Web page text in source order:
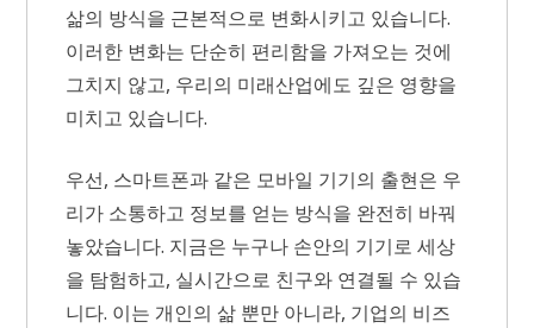
삶의 방식을 근본적으로 변화시키고 있습니다.
이러한 변화는 단순히 편리함을 가져오는 것에
그치지 않고, 우리의 미래산업에도 깊은 영향을
미치고 있습니다.
우선, 스마트폰과 같은 모바일 기기의 출현은 우
리가 소통하고 정보를 얻는 방식을 완전히 바꿔
놓았습니다. 지금은 누구나 손안의 기기로 세상
을 탐험하고, 실시간으로 친구와 연결될 수 있습
니다. 이는 개인의 삶 뿐만 아니라, 기업의 비즈